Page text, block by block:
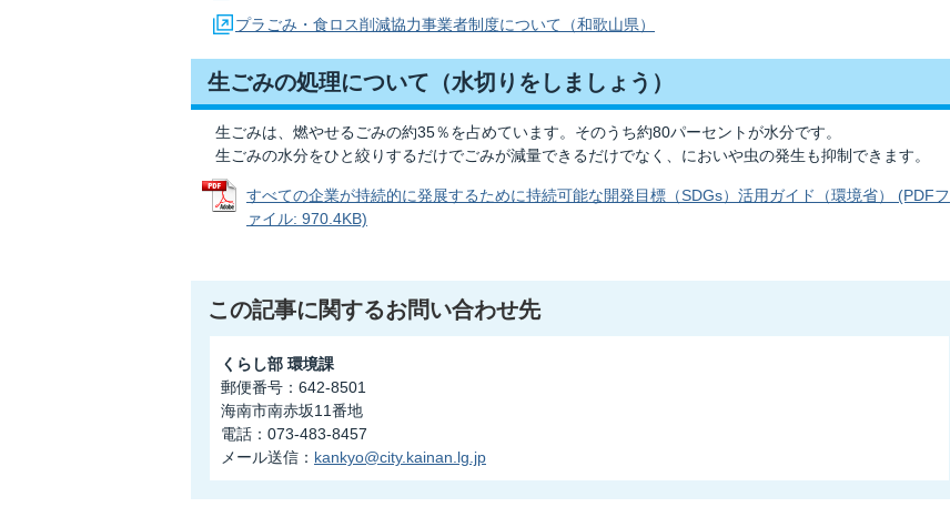
プラごみ・食ロス削減協力事業者制度について（和歌山県）
生ごみの処理について（水切りをしましょう）
生ごみは、燃やせるごみの約35％を占めています。そのうち約80パーセントが水分です。
生ごみの水分をひと絞りするだけでごみが減量できるだけでなく、においや虫の発生も抑制できます。
すべての企業が持続的に発展するために持続可能な開発目標（SDGs）活用ガイド（環境省） (PDFフ
ァイル: 970.4KB)
この記事に関するお問い合わせ先
くらし部 環境課
郵便番号：642-8501
海南市南赤坂11番地
電話：073-483-8457
メール送信： kankyo@city.kainan.lg.jp